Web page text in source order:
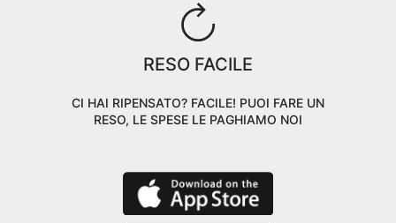
RESO FACILE
CI HAI RIPENSATO? FACILE! PUOI FARE UN
RESO, LE SPESE LE PAGHIAMO NOI